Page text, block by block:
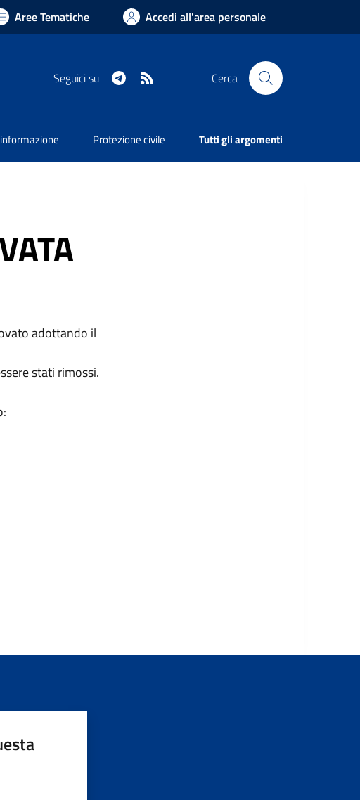
Aree Tematiche Accedi all'area personale
Seguici su Telegram Cerca
Protezione civile Tutti gli argomenti
adottando il
stati rimossi.